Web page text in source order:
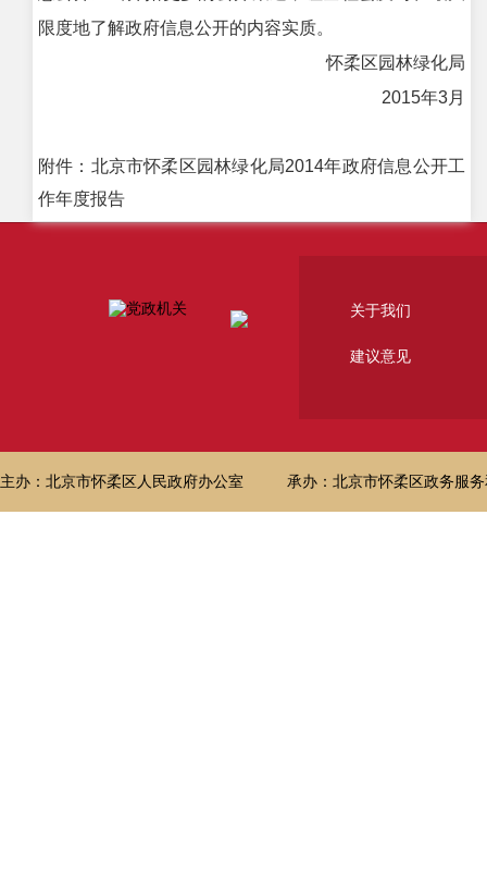
限度地了解政府信息公开的内容实质。
怀柔区园林绿化局
2015年3月
附件：北京市怀柔区园林绿化局2014年政府信息公开工
作年度报告
关于我们
建议意见
主办：北京市怀柔区人民政府办公室 承办：北京市怀柔区政务服